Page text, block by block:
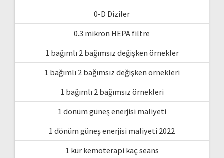
0-D Diziler
0.3 mikron HEPA filtre
1 bağımlı 2 bağımsız değişken örnekler
1 bağımlı 2 bağımsız değişken örnekleri
1 bağımlı 2 bağımsız örnekleri
1 dönüm güneş enerjisi maliyeti
1 dönüm güneş enerjisi maliyeti 2022
1 kür kemoterapi kaç seans